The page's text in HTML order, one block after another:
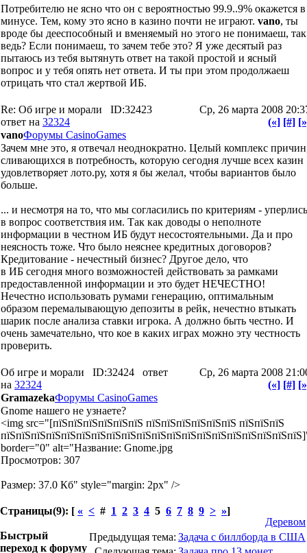
Потребителю не ясно что он с вероятностью 99.9..9% окажется в
минусе. Тем, кому это ясно в казино почти не играют. vano, ты
вроде бы дееспособный и вменяемый но этого не понимаеш, так
ведь? Если понимаеш, то зачем тебе это? Я уже десятый раз
пытаюсь из тебя вытянуть ответ на такой простой и ясный
вопрос и у тебя опять нет ответа. И ты при этом продолжаеш
отрицать что стал жертвой ИБ.
Re: Об игре и морали
ID:32423
ответ на 32324
Ср, 26 марта 2008
(«] [#]
vanoФорумы CasinoGames
Зачем мне это, я отвечал неоднократно. Целый комплекс
сливающихся в потребность, которую сегодня лучше всех казин
удовлетворяет лото.ру, хотя я бы желал, чтобы вариантов было
больше.
... и несмотря на то, что мы согласились по критериям - уперлись
в вопрос соответствия им. Так как доводы о неполноте
информации в честном ИБ будут несостоятельными. Да и про
неясность тоже. Что было неяснее кредитных договоров?
Кредитование - нечестный бизнес? Другое дело, что
в ИБ сегодня много возможностей действовать за рамками
предоставленной информации и это будет НЕЧЕСТНО!
Нечестно использовать румами генерацию, оптимальным
образом перемалывающую депозиты в рейк, нечестно втыкать
шарик после анализа ставки игрока. А должно быть честно. И
очень замечательно, что кое в каких играх можно эту честность
проверить.
Об игре и морали ID:32424 ответ
на 32324
Ср, 26 марта 2008
(«] [#]
GramazekaФорумы CasinoGames
Gnome нашего не узнаете?
<img src="[пїЅпїЅпїЅпїЅпїЅпїЅ пїЅпїЅпїЅпїЅпїЅпїЅ пїЅпїЅпїЅ
border="0" alt="Название: Gnome.jpg
Просмотров: 307
Размер: 37.0 Кб" style="margin: 2px" />
Страницы(9): [ « < # 1 2 3 4 5 6 7 8 9 > »]
Деревом
Предыдущая тема: Задача с биллборда в США
Быстрый
переход к форуму